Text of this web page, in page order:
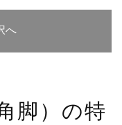
へ
脚）の特